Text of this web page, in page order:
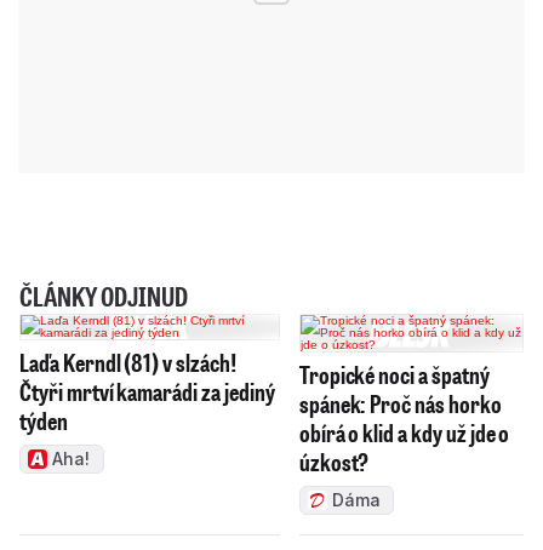
ČLÁNKY ODJINUD
Laďa Kerndl (81) v slzách!
Čtyři mrtví kamarádi za jediný
týden
Aha!
Tropické noci a špatný
spánek: Proč nás horko
obírá o klid a kdy už jde o
úzkost?
Dáma